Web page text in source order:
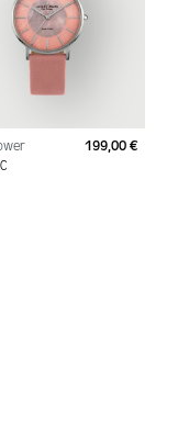
199,00 €